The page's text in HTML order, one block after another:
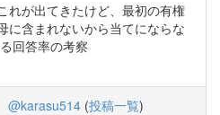
れが出てきたけど、最初の有権
に含まれないから当てにならな
回答率の考察
@karasu514 (投稿一覧)